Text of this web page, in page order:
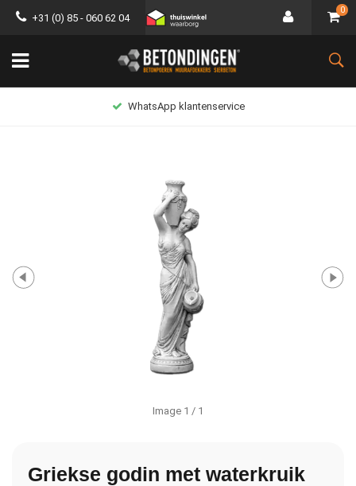
+31 (0) 85 - 060 62 04
0
WhatsApp klantenservice
Image 1 / 1
Griekse godin met waterkruik